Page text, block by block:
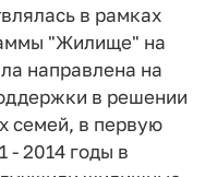
в рамках
"Жилище" на
направлена на
в решении
семей, в первую
- 2014 годы в